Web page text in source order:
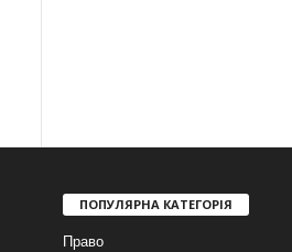
ПОПУЛЯРНА КАТЕГОРІЯ
Право